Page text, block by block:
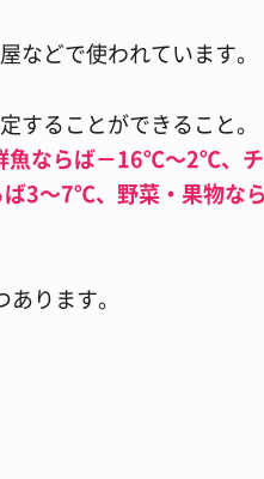
などで使われています。
することができること。
魚ならば－16℃～2℃、
3～7℃、野菜・果物な
ります。